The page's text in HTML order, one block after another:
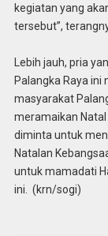
kegiatan yang
tersebut”,
Lebih jauh, pria
Palangka Raya
masyarakat
meramaikan
diminta untuk
Natalan
untuk mamadati
ini. (krn/sogi)